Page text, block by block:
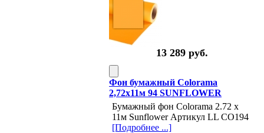
13 289 руб.
Фон бумажный Colorama
2,72х11м 94 SUNFLOWER
Бумажный фон Colorama 2.72 x
11м Sunflower Артикул LL CO194
[Подробнее ...]